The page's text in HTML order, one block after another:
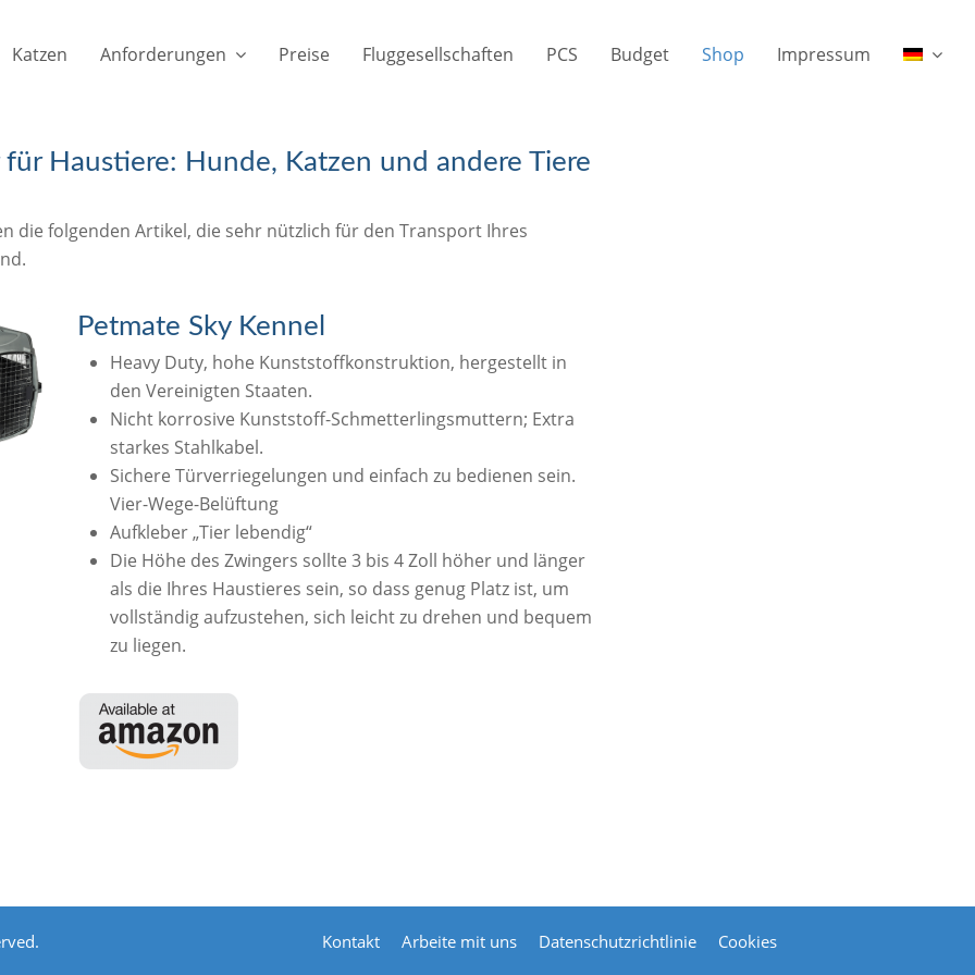
Katzen Anforderungen Preise Fluggesellschaften PCS Budget Shop Impressum
Haustiere: Hunde, Katzen und andere Tiere
die folgenden Artikel, die sehr nützlich für den Transport Ihres
Petmate Sky Kennel
Heavy Duty, hohe Kunststoffkonstruktion, hergestellt in
den Vereinigten Staaten.
Nicht korrosive Kunststoff-Schmetterlingsmuttern; Extra
starkes Stahlkabel.
Sichere Türverriegelungen und einfach zu bedienen sein.
Vier-Wege-Belüftung
Aufkleber „Tier lebendig“
Die Höhe des Zwingers sollte 3 bis 4 Zoll höher und länger
als die Ihres Haustieres sein, so dass genug Platz ist, um
vollständig aufzustehen, sich leicht zu drehen und bequem
zu liegen.
Kontakt Arbeite mit uns Datenschutzrichtlinie Cookies